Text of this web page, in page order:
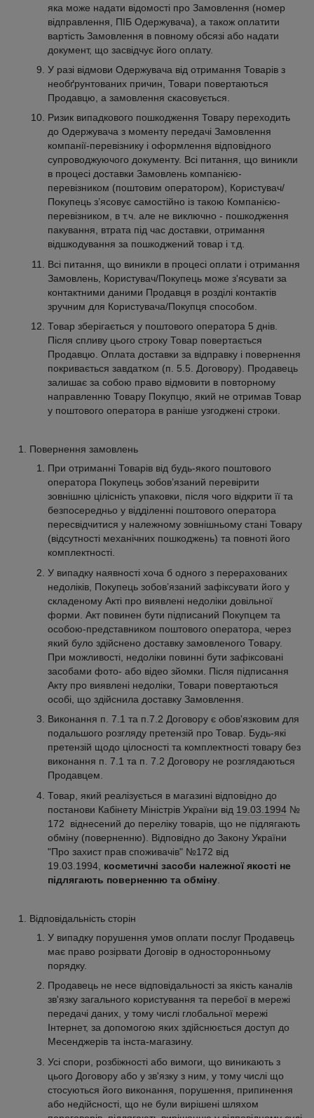
яка може надати відомості про Замовлення (номер
відправлення, ПІБ Одержувача), а також оплатити
вартість Замовлення в повному обсязі або надати
документ, що засвідчує його оплату.
У разі відмови Одержувача від отримання Товарів з
необґрунтованих причин, Товари повертаються
Продавцю, а замовлення скасовується.
Ризик випадкового пошкодження Товару переходить
до Одержувача з моменту передачі Замовлення
компанії-перевізнику і оформлення відповідного
супроводжуючого документу. Всі питання, що виникли
в процесі доставки Замовлень компанією-
перевізником (поштовим оператором), Користувач/
Покупець з’ясовує самостійно із такою Компанією-
перевізником, в т.ч. але не виключно - пошкодження
пакування, втрата під час доставки, отримання
відшкодування за пошкоджений товар і т.д.
Всі питання, що виникли в процесі оплати і отримання
Замовлень, Користувач/Покупець може з'ясувати за
контактними даними Продавця в розділі контактів
зручним для Користувача/Покупця способом.
Товар зберігається у поштового оператора 5 днів.
Після спливу цього строку Товар повертається
Продавцю. Оплата доставки за відправку і повернення
покривається завдатком (п. 5.5. Договору). Продавець
залишає за собою право відмовити в повторному
направленню Товару Покупцю, який не отримав Товар
у поштового оператора в раніше узгоджені строки.
Повернення замовлень
При отриманні Товарів від будь-якого поштового
оператора Покупець зобов’язаний перевірити
зовнішню цілісність упаковки, після чого відкрити її та
безпосередньо у відділенні поштового оператора
пересвідчитися у належному зовнішньому стані Товару
(відсутності механічних пошкоджень) та повноті його
комплектності.
У випадку наявності хоча б одного з перерахованих
недоліків, Покупець зобов’язаний зафіксувати його у
складеному Акті про виявлені недоліки довільної
форми. Акт повинен бути підписаний Покупцем та
особою-представником поштового оператора, через
який було здійснено доставку замовленого Товару.
При можливості, недоліки повинні бути зафіксовані
засобами фото- або відео зйомки. Після підписання
Акту про виявлені недоліки, Товари повертаються
особі, що здійснила доставку Замовлення.
Виконання п. 7.1 та п.7.2 Договору є обов'язковим для
подальшого розгляду претензій про Товар. Будь-які
претензій щодо цілосності та комплектності товару без
виконання п. 7.1 та п. 7.2 Договору не розглядаються
Продавцем.
Товар, який реалізується в магазині відповідно до
постанови Кабінету Міністрів України від 19.03.1994 №
172 віднесений до переліку товарів, що не підлягають
обміну (поверненню). Відповідно до Закону України
"Про захист прав споживачів" №172 від
19.03.1994, косметичні засоби належної якості не
підлягають поверненню та обміну
Відповідальність сторін
У випадку порушення умов оплати послуг Продавець
має право розірвати Договір в односторонньому
порядку.
Продавець не несе відповідальності за якість каналів
зв'язку загального користування та перебої в мережі
передачі даних, у тому числі глобальної мережі
Інтернет, за допомогою яких здійснюється доступ до
Месенджерів та інста-магазину.
Усі спори, розбіжності або вимоги, що виникають з
цього Договору або у зв'язку з ним, у тому числі що
стосуються його виконання, порушення, припинення
або недійсності, що не були вирішені шляхом